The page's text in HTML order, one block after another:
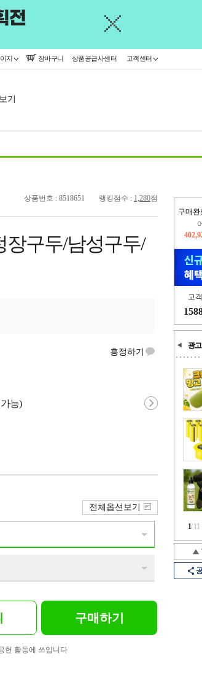
지 장바구니 상품공급사센터 고객센터
기
구매완
고
광고
1/11
상품번호 : 8518651 랭킹점수 : 1,280점
장구두/남성구두/
흥정하기
능)
전체옵션보기
구매하기
헌 활동에 쓰입니다